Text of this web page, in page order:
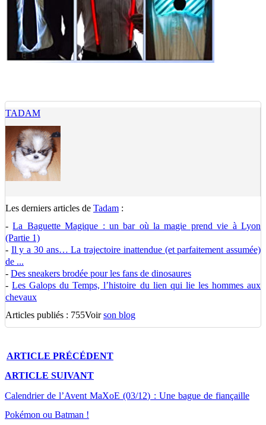
TADAM
Les derniers articles de Tadam :
-La Baguette Magique : un bar où la magie prend vie à Lyon
(Partie 1)
- Il y a 30 ans… La trajectoire inattendue (et parfaitement assumée)
de ...
- Des sneakers brodée pour les fans de dinosaures
-Les Galops du Temps, l’histoire du lien qui lie les hommes aux
chevaux
Articles publiés : 755Voirson blog
ARTICLE PRÉCÉDENT
ARTICLE SUIVANT
Calendrier de l’Avent MaXoE (03/12) : Une bague de fiançaille
Pokémon ou Batman !